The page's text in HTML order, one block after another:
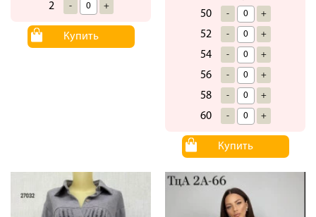
2 - +
Купить
50 - +
52 - +
54 - +
56 - +
58 - +
60 - +
Купить